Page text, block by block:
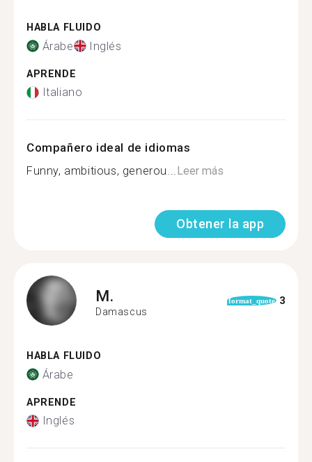
HABLA FLUIDO
Árabe Inglés
APRENDE
Italiano
Compañero ideal de idiomas
Funny, ambitious, generou...Leer más
Obtener la app
M.
Damascus
format_quote 3
HABLA FLUIDO
Árabe
APRENDE
Inglés